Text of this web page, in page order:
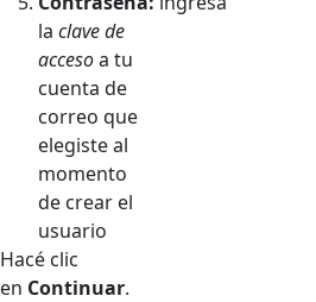
la clave de
accesoa tu
cuenta de
correo que
elegiste al
momento
de crear el
usuario
Hacé clic
en Continuar.